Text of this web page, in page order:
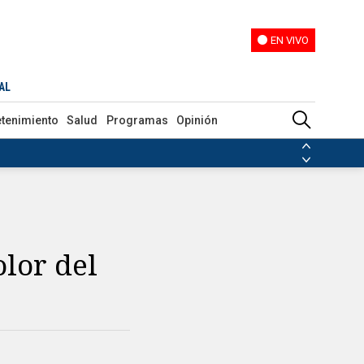
EN VIVO
Salud Programas Opinión
del